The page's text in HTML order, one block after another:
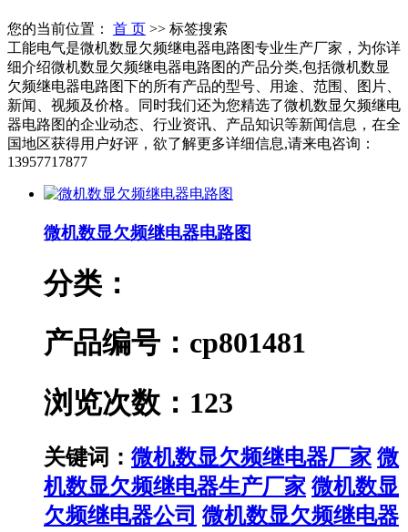
您的当前位置： 首 页 >> 标签搜索
工能电气是微机数显欠频继电器电路图专业生产厂家，为你详
细介绍微机数显欠频继电器电路图的产品分类,包括微机数显
欠频继电器电路图下的所有产品的型号、用途、范围、图片、
新闻、视频及价格。同时我们还为您精选了微机数显欠频继电
器电路图的企业动态、行业资讯、产品知识等新闻信息，在全
国地区获得用户好评，欲了解更多详细信息,请来电咨询：
13957717877
微机数显欠频继电器电路图
分类：
产品编号：cp801481
浏览次数：123
关键词： 微机数显欠频继电器厂家 微
机数显欠频继电器生产厂家 微机数显
欠频继电器公司 微机数显欠频继电器